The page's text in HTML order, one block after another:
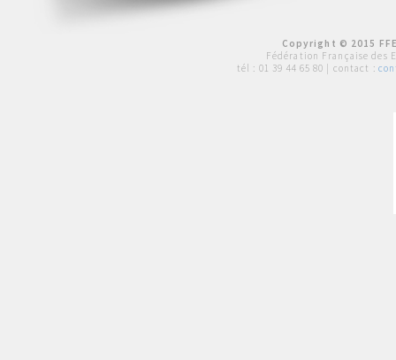
Copyright © 2015
Fédération Française des
tél : 01 39 44 65 80 | contact :